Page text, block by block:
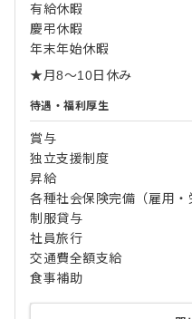
有給休暇
慶弔休暇
年末年始休暇
★月8～10日休み
待遇・福利厚生
賞与
独立支援制度
昇給
各種社会保険完備（雇用・
制服貸与
社員旅行
交通費全額支給
食事補助